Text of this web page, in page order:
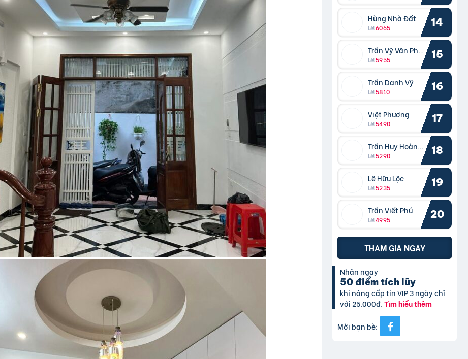
Hùng Nhà Đất
6065 14
Trần Vỹ Vân Phong
5955 15
Trần Danh Vỹ
5810 16
Việt Phương
5490 17
Trần Huy Hoàng Bắc
5290 18
Lê Hữu Lộc
5235 19
Trần Viết Phú
4995 20
THAM GIA NGAY
Nhận ngay
50 điểm tích lũy
khi nâng cấp tin VIP 3 ngày chỉ
với 25.000đ.Tìm hiểu thêm
Mời bạn bè: